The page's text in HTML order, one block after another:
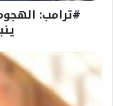
#ترامب:
#ترامب:
قريبون